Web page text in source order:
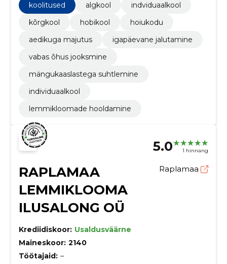
koolitused
algkool
indviduaalkool
kõrgkool
hobikool
hoiukodu
aedikuga majutus
igapäevane jalutamine
vabas õhus jooksmine
mängukaaslastega suhtlemine
individuaalkool
lemmikloomade hooldamine
5.0 1 hinnang
RAPLAMAA
LEMMIKLOOMA
ILUSALONG OÜ
Raplamaa
Krediidiskoor: Usaldusväärne
Maineskoor: 2140
Töötajaid: –